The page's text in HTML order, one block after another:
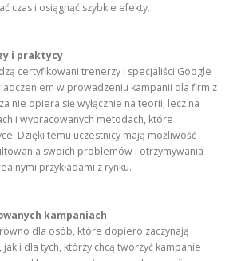
czas i osiągnąć szybkie efekty.
i praktycy
certyfikowani trenerzy i specjaliści Google
w prowadzeniu kampanii dla firm z
nie opiera się wyłącznie na teorii, lecz na
i wypracowanych metodach, które
Dzięki temu uczestnicy mają możliwość
swoich problemów i otrzymywania
przykładami z rynku.
kampaniach
dla osób, które dopiero zaczynają
i dla tych, którzy chcą tworzyć kampanie